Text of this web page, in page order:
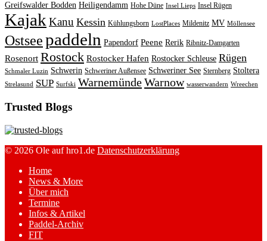
Greifswalder Bodden Heiligendamm Hohe Düne Insel Lieps Insel Rügen
Kajak Kanu Kessin Kühlungsborn LostPlaces Mildenitz MV Möllensee
Ostseepaddeln Papendorf Peene Rerik Ribnitz-Damgarten
Rosenort Rostock Rostocker Hafen Rostocker Schleuse Rügen
Schmaler Luzin Schwerin Schweriner Außensee Schweriner See Sternberg Stoltera
Strelasund SUP Surfski WarnemündeWarnow wasserwandern Wreechen
Trusted Blogs
© 2026 Ole auf hro1.de Datenschutzerklärung
Home
News & More
Über mich
Termine
Infos & Artikel
Paddel-Archiv
FIT